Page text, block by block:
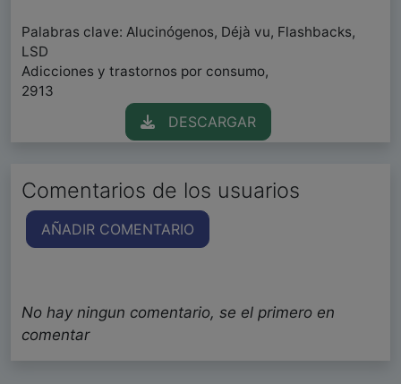
Palabras clave: Alucinógenos, Déjà vu, Flashbacks,
LSD
Adicciones y trastornos por consumo,
2913
DESCARGAR
Comentarios de los usuarios
AÑADIR COMENTARIO
No hay ningun comentario, se el primero en
comentar